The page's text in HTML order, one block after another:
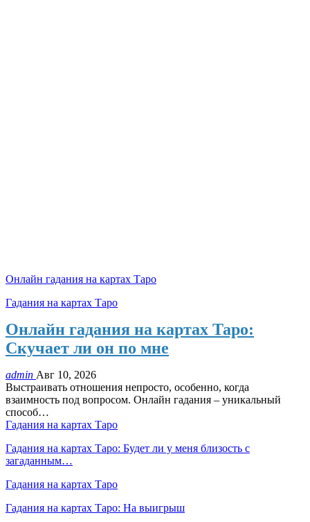
Онлайн гадания на картах Таро
Гадания на картах Таро
Онлайн гадания на картах Таро:
Скучает ли он по мне
admin Авг 10, 2026
Выстраивать отношения непросто, особенно, когда
взаимность под вопросом. Онлайн гадания – уникальный
способ…
Гадания на картах Таро
Гадания на картах Таро: Будет ли у меня близость с
загаданным…
Гадания на картах Таро
Гадания на картах Таро: На выигрыш